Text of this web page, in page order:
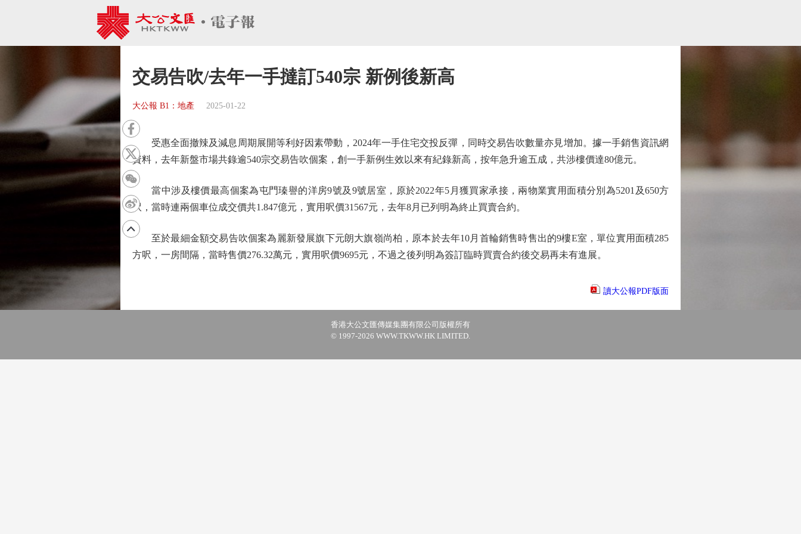
交易告吹/去年一手撻訂540宗 新例後新高
大公報 B1：地產 2025-01-22
受惠全面撤辣及減息周期展開等利好因素帶動，2024年一手住宅交投反彈，同時交易告吹數量亦見增加。據一手銷售資訊網
資料，去年新盤市場共錄逾540宗交易告吹個案，創一手新例生效以來有紀錄新高，按年急升逾五成，共涉樓價達80億元。
當中涉及樓價最高個案為屯門瑧譽的洋房9號及9號居室，原於2022年5月獲買家承接，兩物業實用面積分別為5201及650方
呎，當時連兩個車位成交價共1.847億元，實用呎價31567元，去年8月已列明為終止買賣合約。
至於最細金額交易告吹個案為麗新發展旗下元朗大旗嶺尚柏，原本於去年10月首輪銷售時售出的9樓E室，單位實用面積285
方呎，一房間隔，當時售價276.32萬元，實用呎價9695元，不過之後列明為簽訂臨時買賣合約後交易再未有進展。
讀大公報PDF版面
香港大公文匯傳媒集團有限公司版權所有
© 1997-2026 WWW.TKWW.HK LIMITED.